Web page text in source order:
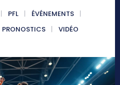
PFL
ÉVÉNEMENTS
PRONOSTICS VIDÉO